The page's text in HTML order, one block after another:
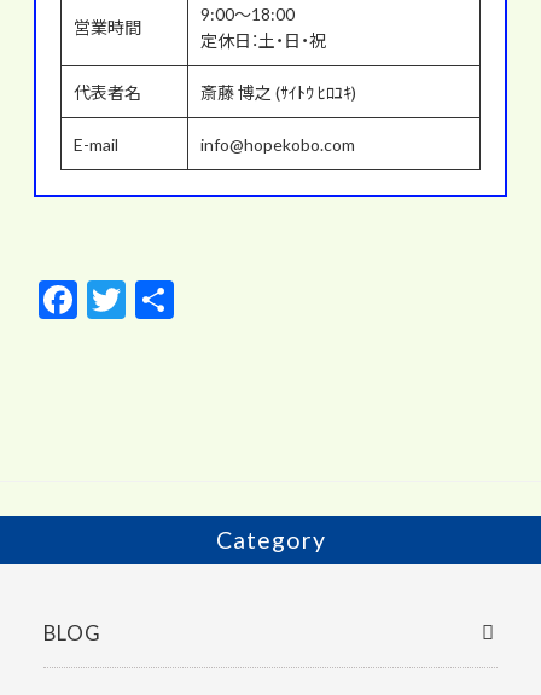
営業時間
9:00～18:00
定休日：土・日・祝
代表者名 斎藤 博之 (ｻｲﾄｳ ﾋﾛﾕｷ)
E-mail info@hopekobo.com
F
ac
k
T
w
Category
BLOG